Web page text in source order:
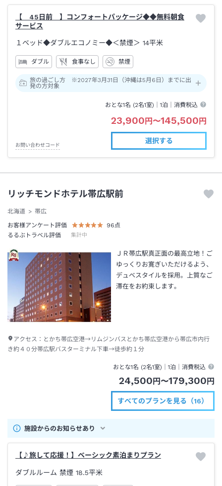
【 45日前 】コンフォートパッケージ◆◆無料朝食
サービス
１ベッド◆ダブルエコノミー◆＜禁煙＞ 14平米
ダブル 食事なし 禁煙
旅の過ごし方 ※2027年3月31日（沖縄は5月6日）までに出
発の方対象
おとな1名 (2名1室)｜1泊 ｜消費税込
23,900円〜145,500円
お問い合わせコード
選択する
リッチモンドホテル帯広駅前
北海道
帯広
お客様アンケート評価
96点
るるぶトラベル評価
集計中
ＪＲ帯広駅真正面の最高立地！ご
ゆっくりお寛ぎいただけるよう、
デュベスタイルを採用。上質なご
滞在をお約束します。
アクセス： とかち帯広空港→リムジンバスとかち帯広空港から帯広市内行
き約４０分帯広駅バスターミナル下車→徒歩約１分
おとな1名 (2名1室)｜1泊 ｜消費税込
24,500円〜179,300円
すべてのプランを見る（16）
施設からのお知らせあり
【♪旅して応援！】ベーシック素泊まりプラン
ダブルルーム 禁煙 18.5平米